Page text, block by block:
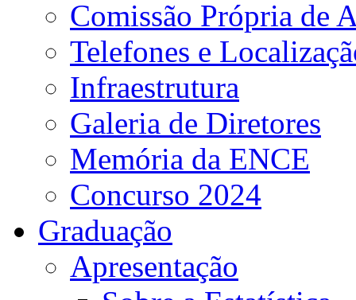
Comissão Própria de
Telefones e
Infraestrutura
Galeria de Diretores
Memória da ENCE
Concurso 2024
Graduação
Apresentação